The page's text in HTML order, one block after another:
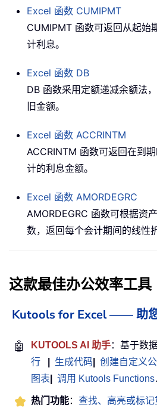
Excel 函数 CUMIPMT
CUMIPMT 函数可返回从起始
计利息。
Excel 函数 DB
DB 函数采用定额递减余额法
旧金额。
Excel 函数 ACCRINTM
ACCRINTM 函数可返回在到
计的利息金额。
Excel 函数 AMORDEGRC
AMORDEGRC 函数可根据资
数，返回每个会计期间的线性
这款最佳办公效率工具
Kutools for Excel —— 助
🤖 KUTOOLS AI 助手：基于数
行
生成代码 创建自定义
图表
调用 Kutools Functions
热门功能： 查找、高亮或标记